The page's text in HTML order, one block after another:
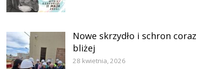
Nowe skrzydło i schron coraz
bliżej
28 kwietnia, 2026